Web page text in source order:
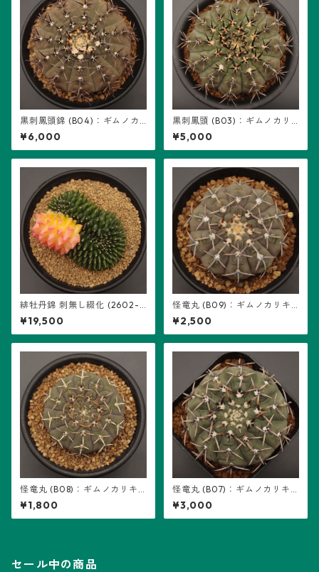
黒刺鳳頭錦 (B04)：ギムノカ
リキウム属 ※実生、地味斑
¥6,000
黒刺鳳頭 (B03)：ギムノカリ
キウム属 ※実生
¥5,000
緋牡丹錦 刺無し綴化 (2602-H
B01)：ギムノカリキウム属 ※
実生
¥19,500
怪竜丸 (B09)：ギムノカリキ
ウム属 ※実生
¥2,500
怪竜丸 (B08)：ギムノカリキ
ウム属 ※実生
¥1,800
怪竜丸 (B07)：ギムノカリキ
ウム属 ※実生
¥3,000
セール中の商品